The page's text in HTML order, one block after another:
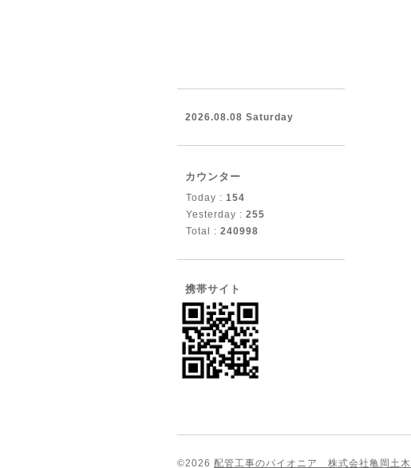
2026.08.08 Saturday
カウンター
Today : 154
Yesterday : 255
Total : 240998
携帯サイト
©2026 配管工事のパイオニア 株式会社亀岡土木